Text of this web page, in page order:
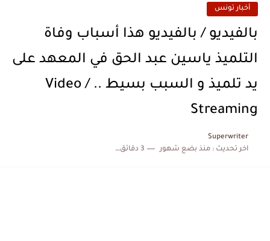
أخبار تونس
بالفيديو / بالفيديو هذا أسباب وفاة
التلميذ ياسين عبد الحق في المعهد على
يد تلميذ و السبب بسيط .. / Video
Streaming
Superwriter
اخر تحديث :منذ بضع شهور 3 دقائق للقراءة